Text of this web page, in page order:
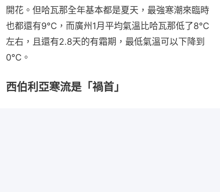
開花。但哈瓦那全年基本都是夏天，最強寒潮來臨時
也都還有9℃，而廣州1月平均氣溫比哈瓦那低了8℃
左右，且還有2.8天的有霜期，最低氣溫可以下降到
0℃。
西伯利亞寒流是「禍首」